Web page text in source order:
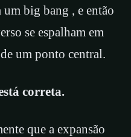
big bang , e então
se espalham em
um ponto central.
correta.
que a expansão